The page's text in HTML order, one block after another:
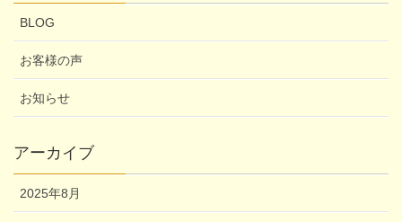
BLOG
お客様の声
お知らせ
アーカイブ
2025年8月